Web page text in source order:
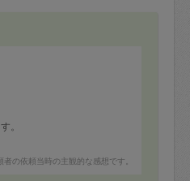
。
者の依頼当時の主観的な感想です。